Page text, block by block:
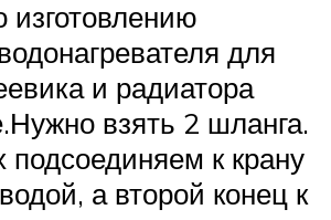
изготовлению
для
и радиатора
взять 2 шланга.
к крану
а второй конец к